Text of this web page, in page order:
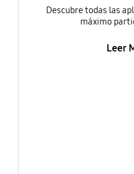
Descubre todas las
máximo
Leer